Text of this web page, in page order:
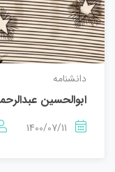
دانشنامه
ابوالحسین
1400/07/11